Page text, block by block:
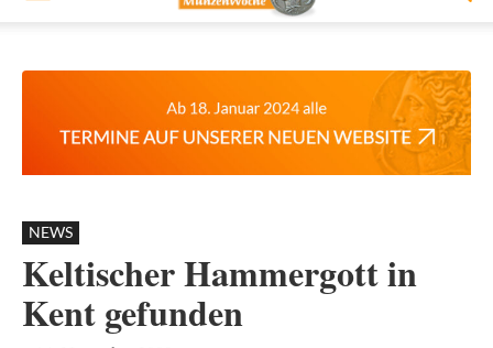
NEWS
Keltischer Hammergott in
Kent gefunden